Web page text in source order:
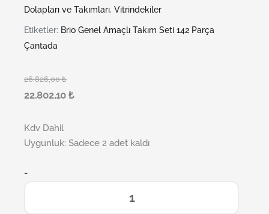
Dolapları ve Takımları, Vitrindekiler
Etiketler: Brio Genel Amaçlı Takım Seti 142 Parça
Çantada
26.826,00₺
22.802,10 ₺
Kdv Dahil
Uygunluk: Sadece 2 adet kaldı
-